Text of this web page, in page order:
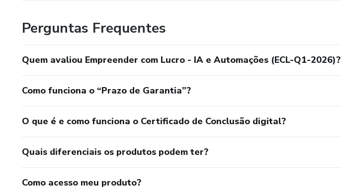
Perguntas Frequentes
Quem avaliou Empreender com Lucro - IA e Automações (ECL-Q1-2026)?
Como funciona o “Prazo de Garantia”?
O que é e como funciona o Certificado de Conclusão digital?
Quais diferenciais os produtos podem ter?
Como acesso meu produto?